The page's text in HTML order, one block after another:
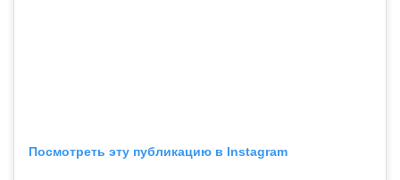
Посмотреть эту публикацию в Instagram